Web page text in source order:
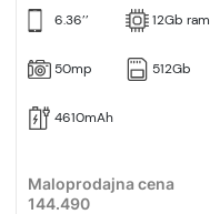
6.36’’ 12Gb ram
50mp 512Gb
4610mAh
Maloprodajna cena
144.490